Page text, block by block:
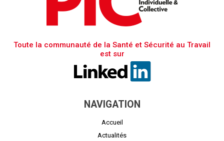
Toute la communauté de la Santé et Sécurité au Travail
est sur
NAVIGATION
Accueil
Actualités